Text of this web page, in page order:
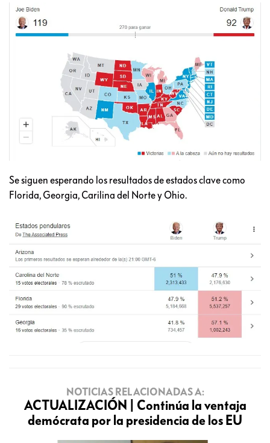
Se siguen esperando los resultados de estados clave como
Florida, Georgia, Carilina del Norte y Ohio.
NOTICIAS RELACIONADAS A:
ACTUALIZACIÓN | Continúa la ventaja
demócrata por la presidencia de los EU